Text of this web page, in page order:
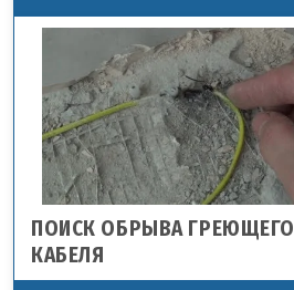
ПОИСК ОБРЫВА ГРЕЮЩЕГО
КАБЕЛЯ